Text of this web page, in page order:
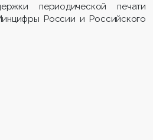
периодической печати
России и Российского